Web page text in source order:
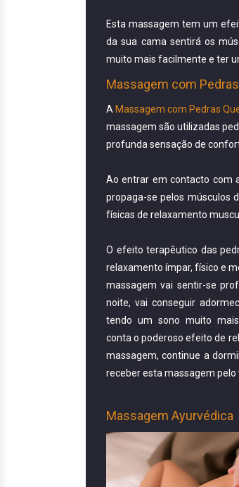
Esta massagem tem um
da sua cama sentirá os
muito mais facilmente e ter
Massagem com
A Massagem com Pedras
massagem são utilizadas
profunda sensação de
Ao entrar em contacto com
propaga-se pelos músculos
físicas de relaxamento
O efeito terapêutico das
relaxamento ímpar, físico e
massagem vai sentir-se
noite, vai conseguir
tendo um sono muito
conta o poderoso efeito de
massagem, continue a
receber esta massagem pelo
Massagem Ayurvédica